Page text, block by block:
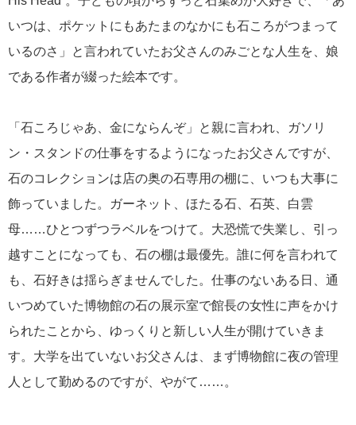
いつは、ポケットにもあたまのなかにも石ころがつまって
いるのさ」と言われていたお父さんのみごとな人生を、娘
である作者が綴った絵本です。
「石ころじゃあ、金にならんぞ」と親に言われ、ガソリ
ン・スタンドの仕事をするようになったお父さんですが、
石のコレクションは店の奥の石専用の棚に、いつも大事に
飾っていました。ガーネット、ほたる石、石英、白雲
母……ひとつずつラベルをつけて。大恐慌で失業し、引っ
越すことになっても、石の棚は最優先。誰に何を言われて
も、石好きは揺らぎませんでした。仕事のないある日、通
いつめていた博物館の石の展示室で館長の女性に声をかけ
られたことから、ゆっくりと新しい人生が開けていきま
す。大学を出ていないお父さんは、まず博物館に夜の管理
人として勤めるのですが、やがて……。